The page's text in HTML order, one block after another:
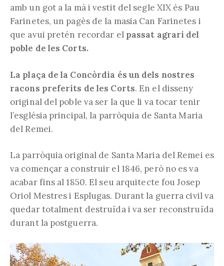
amb un got a la mà i vestit del segle XIX és Pau
Farinetes, un pagès de la masia Can Farinetes i
que avui pretén recordar elpassat agrari del
poble de les Corts.
La plaça de la Concòrdia és un dels nostres
racons preferits de les Corts. En el disseny
original del poble va ser la que li va tocar tenir
l’església principal, la parròquia de Santa Maria
del Remei.
La parròquia original de Santa Maria del Remei es
va començar a construir el 1846, però no es va
acabar fins al 1850. El seu arquitecte fou Josep
Oriol Mestres i Esplugas. Durant la guerra civil va
quedar totalment destruïda i va ser reconstruïda
durant la postguerra.